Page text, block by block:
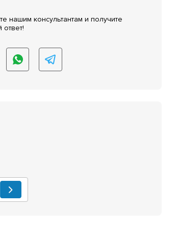
нашим консультантам и получите
ответ!